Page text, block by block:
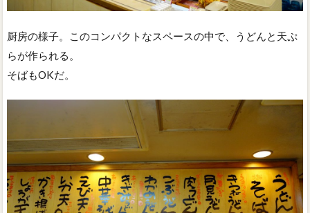
厨房の様子。このコンパクトなスペースの中で、うどんと天ぷ
らが作られる。
そばもOKだ。